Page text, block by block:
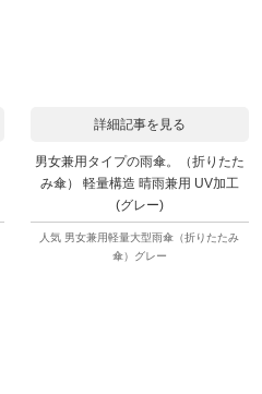
詳細記事を見る
男女兼用タイプの雨傘。（折りたた
み傘） 軽量構造 晴雨兼用 UV加工
(グレー)
人気 男女兼用軽量大型雨傘（折りたたみ
傘）グレー